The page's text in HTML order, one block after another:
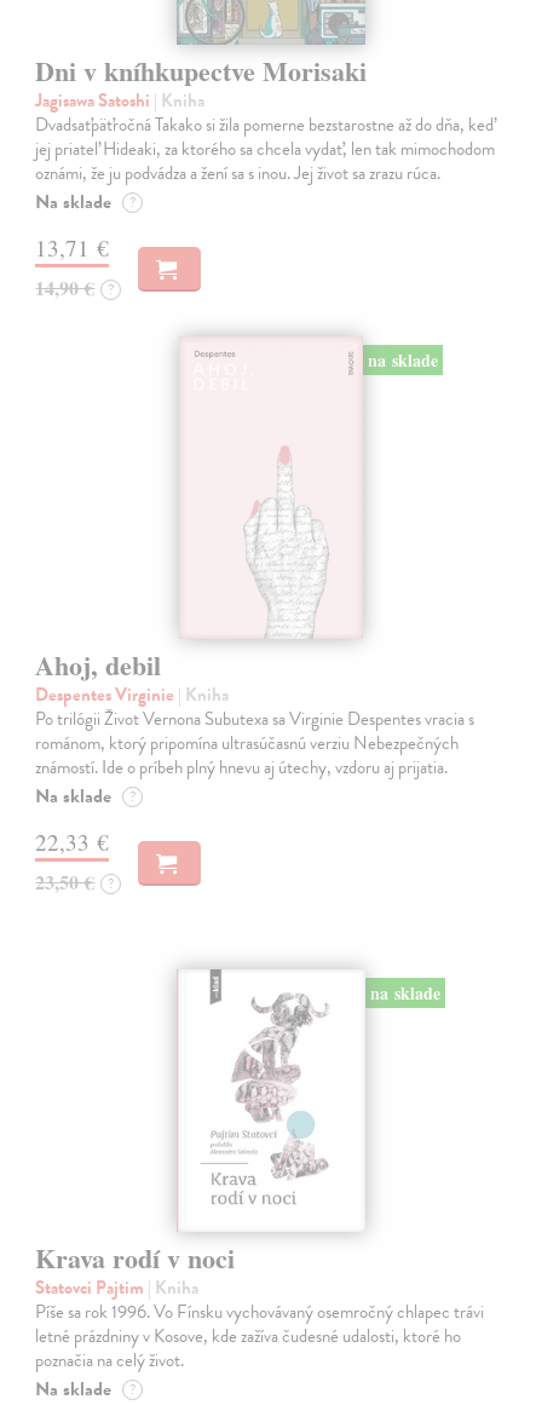
Dni v kníhkupectve Morisaki
Jagisawa Satoshi | Kniha
Dvadsaťpäťročná Takako si žila pomerne bezstarostne až do dňa, keď
jej priateľ Hideaki, za ktorého sa chcela vydať, len tak mimochodom
oznámi, že ju podvádza a žení sa s inou. Jej život sa zrazu rúca.
Na sklade ?
13,71 €
14,90 € ?
na sklade
Ahoj, debil
Despentes Virginie | Kniha
Po trilógii Život Vernona Subutexa sa Virginie Despentes vracia s
románom, ktorý pripomína ultrasúčasnú verziu Nebezpečných
známostí. Ide o príbeh plný hnevu aj útechy, vzdoru aj prijatia.
Na sklade ?
22,33 €
23,50 € ?
na sklade
Krava rodí v noci
Statovci Pajtim | Kniha
Píše sa rok 1996. Vo Fínsku vychovávaný osemročný chlapec trávi
letné prázdniny v Kosove, kde zažíva čudesné udalosti, ktoré ho
poznačia na celý život.
Na sklade ?